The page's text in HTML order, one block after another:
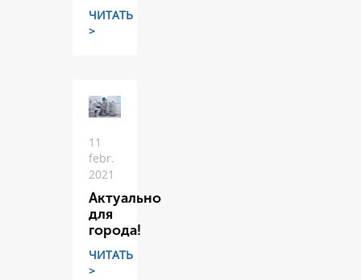
ЧИТАТЬ
>
11
febr.
2021
Актуально
для
города!
ЧИТАТЬ
>